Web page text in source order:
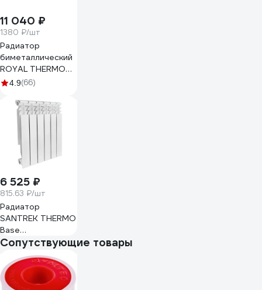
11 040 ₽
1380 ₽/шт
Радиатор
биметаллический
ROYAL THERMO
BILINER B 500
секц. НС-1682279
4.9(66)
6 525 ₽
815.63 ₽/шт
Радиатор
SANTREK THERMO
Base
биметаллический
500x80 8 секций
278726
Сопутствующие товары